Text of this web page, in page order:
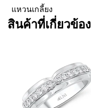
แหวนเกลี้ยง
สินค้าที่เกี่ยวข้อง